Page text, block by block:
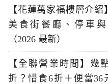
【花蓮萬家福樓層介紹
美食街餐廳、停車
（2026 最新）
【全聯營業時間】幾
折？惜食6折＋便當36